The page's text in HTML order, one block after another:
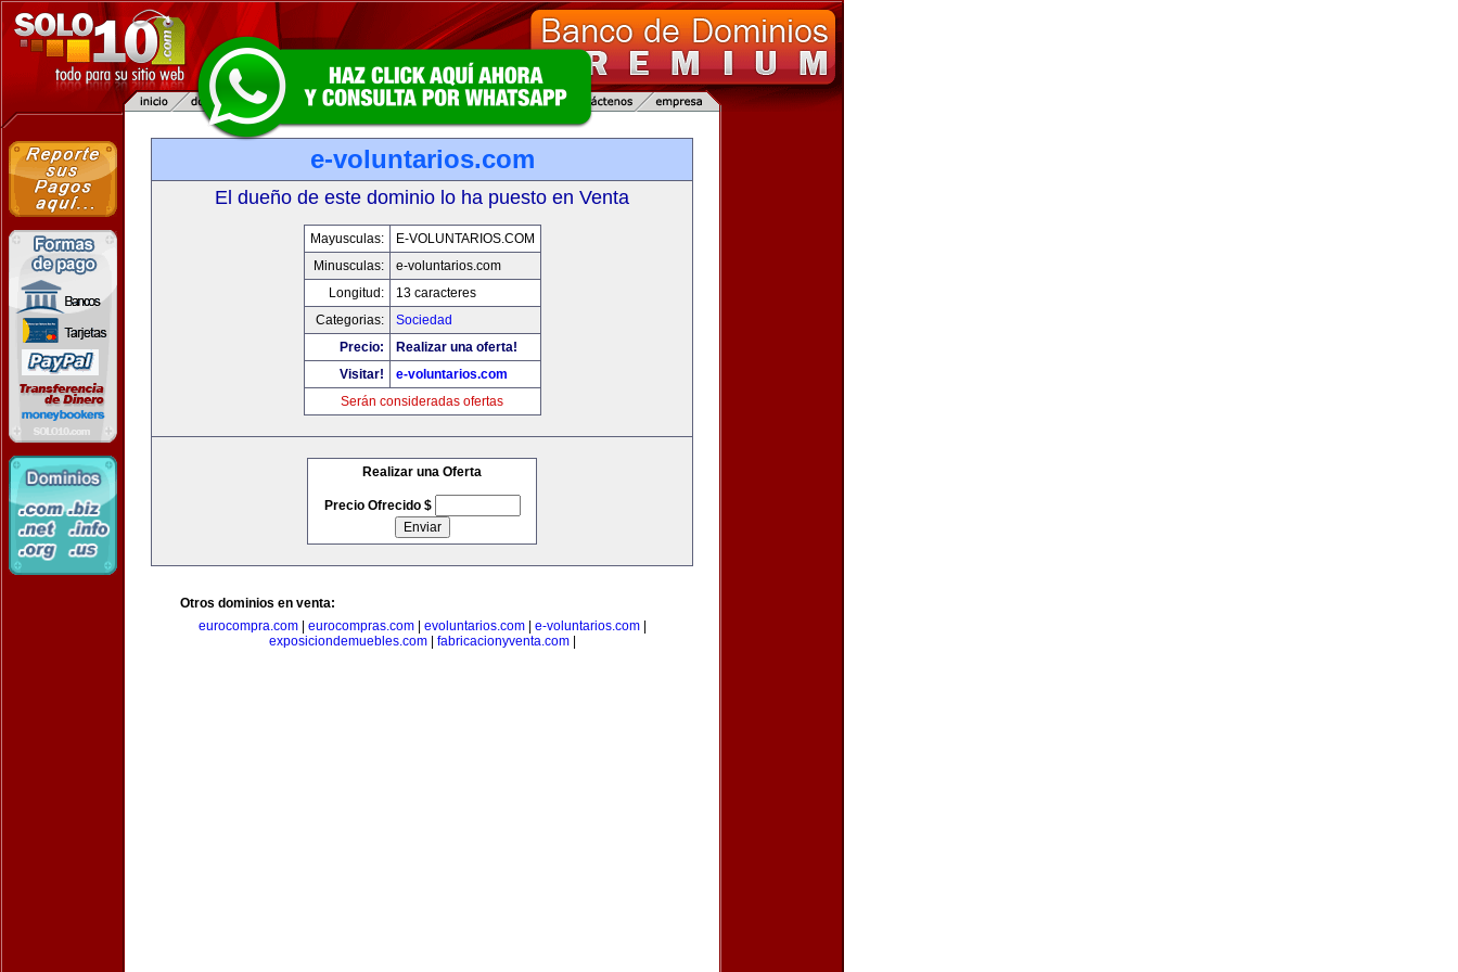
e-voluntarios.com
El dueño de este dominio lo ha puesto en Venta
Mayusculas:
E-VOLUNTARIOS.COM
Minusculas:
e-voluntarios.com
Longitud:
13 caracteres
Categorias:
Sociedad
Precio:
Realizar una oferta!
Visitar!
e-voluntarios.com
Serán consideradas ofertas
Realizar una Oferta
Precio Ofrecido $
Otros dominios en venta:
eurocompra.com| eurocompras.com| evoluntarios.com| e-voluntarios.com|
exposiciondemuebles.com| fabricacionyventa.com|